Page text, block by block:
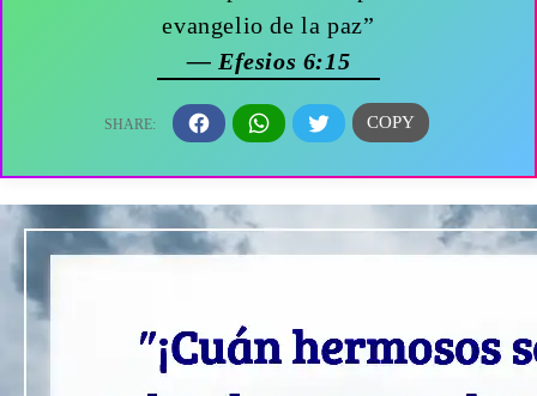
evangelio de la paz”
— Efesios 6:15